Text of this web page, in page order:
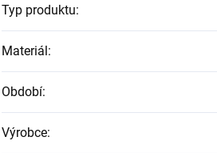
Typ produktu:
Materiál :
Období:
Výrobce: